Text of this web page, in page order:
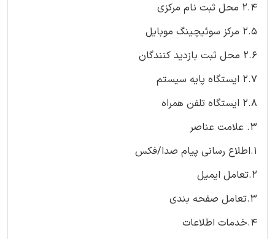
2.4 محل ثبت نام مرکزی
2.5 مرکز سوئیچینگ موبایل
2.6 محل ثبت بازدید کنندگان
2.7 ایستگاه پایه سیستم
2.8 ایستگاه تلفن همراه
3. علامت عناصر
1.اطلاع رسانی پیام صدا/فکس
2.تعامل ایمیل
3.تعامل صفحه بندی
4.خدمات اطلاعات